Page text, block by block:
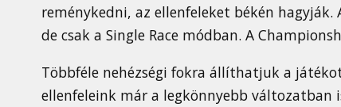
reménykedni, az ellenfeleket békén
de csak a Single Race módban. A
Többféle nehézségi fokra állíthatjuk a
ellenfeleink már a legkönnyebb